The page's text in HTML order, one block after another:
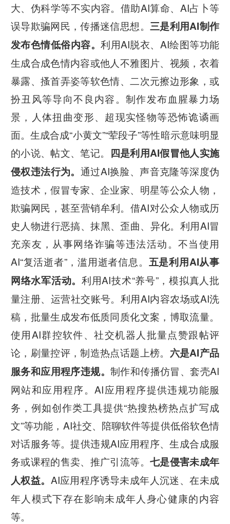
大、伪科学等不实内容。借助AI算命、AI占卜等
误导欺骗网民，传播迷信思想。 三是利用AI制作
发布色情低俗内容。利用AI脱衣、AI绘图等功能
生成合成色情内容或他人不雅图片、视频，衣着
暴露、搔首弄姿等软色情、二次元擦边形象，或
扮丑风等导向不良内容。制作发布血腥暴力场
景，人体扭曲变形、超现实怪物等恐怖诡谲画
面。生成合成“小黄文”“荤段子”等性暗示意味明显
的小说、帖文、笔记。 四是利用AI假冒他人实施
侵权违法行为。 通过AI换脸、声音克隆等深度伪
造技术，假冒专家、企业家、明星等公众人物，
欺骗网民，甚至营销牟利。借AI对公众人物或历
史人物进行恶搞、抹黑、歪曲、异化。利用AI冒
充亲友，从事网络诈骗等违法活动。不当使用
AI“复活逝者”，滥用逝者信息。 五是利用AI从事
网络水军活动。 利用AI技术“养号”，模拟真人批
量注册、运营社交账号。利用AI内容农场或AI洗
稿，批量生成发布低质同质化文案，博取流量。
使用AI群控软件、社交机器人批量点赞跟帖评
论，刷量控评，制造热点话题上榜。 六是AI产品
服务和应用程序违规。 制作和传播仿冒、套壳AI
网站和应用程序。AI应用程序提供违规功能服
务，例如创作类工具提供“热搜热榜热点扩写成
文”等功能，AI社交、陪聊软件等提供低俗软色情
对话服务等。提供违规AI应用程序、生成合成服
务或课程的售卖、推广引流等。 七是侵害未成年
人权益。 AI应用程序诱导未成年人沉迷、在未成
年人模式下存在影响未成年人身心健康的内容
等。